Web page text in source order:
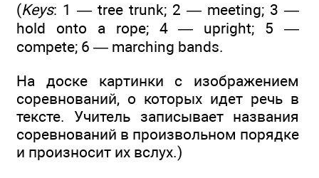
(Keys: 1 — tree trunk; 2 — meeting; 3 —
hold onto a rope; 4 — upright; 5 —
compete; 6 — marching bands.
На доске картинки с изображением
соревнований, о которых идет речь в
тексте. Учитель записывает названия
соревнований в произвольном порядке
и произносит их вслух.)